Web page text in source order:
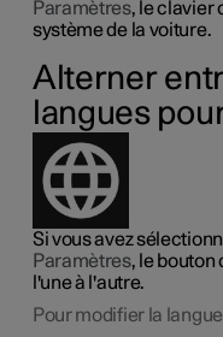
Paramètres, le clavier
système de la voiture.
Alterner
langues
Si vous avez
Paramètres, le bouton
l'une à l'autre.
Pour modifier la